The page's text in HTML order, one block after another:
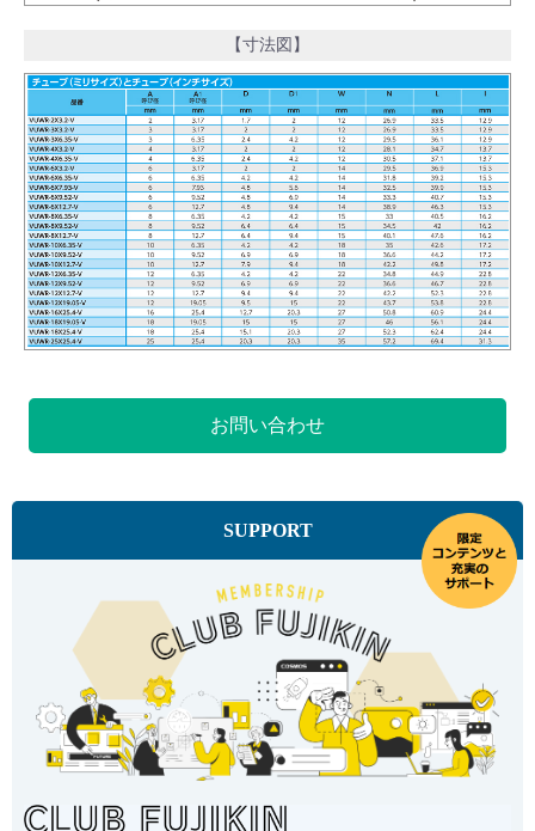
【寸法図】
お問い合わせ
SUPPORT